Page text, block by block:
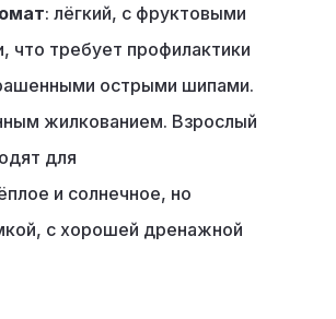
: лёгкий, с фруктовыми
что требует профилактики
острыми шипами.
жилкованием. Взрослый
для
и солнечное, но
с хорошей дренажной